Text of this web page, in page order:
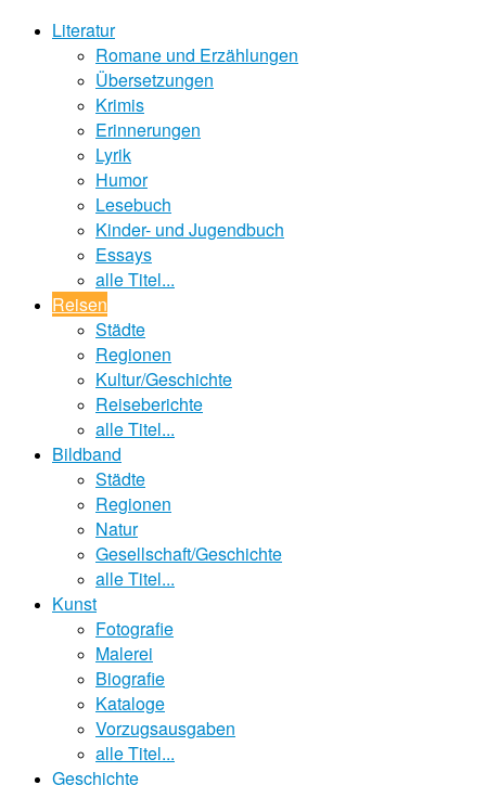
Literatur
Romane und Erzählungen
Übersetzungen
Krimis
Erinnerungen
Lyrik
Humor
Lesebuch
Kinder- und Jugendbuch
Essays
alle Titel...
Reisen
Städte
Regionen
Kultur/Geschichte
Reiseberichte
alle Titel...
Bildband
Städte
Regionen
Natur
Gesellschaft/Geschichte
alle Titel...
Kunst
Fotografie
Malerei
Biografie
Kataloge
Vorzugsausgaben
alle Titel...
Geschichte